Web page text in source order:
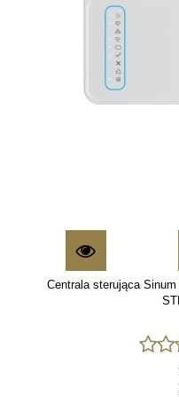
Centrala sterująca